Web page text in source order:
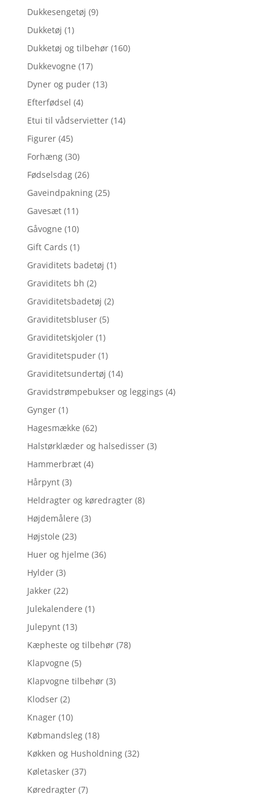
Dukkesengetøj (9)
Dukketøj (1)
Dukketøj og tilbehør (160)
Dukkevogne (17)
Dyner og puder (13)
Efterfødsel (4)
Etui til vådservietter (14)
Figurer (45)
Forhæng (30)
Fødselsdag (26)
Gaveindpakning (25)
Gavesæt (11)
Gåvogne (10)
Gift Cards (1)
Graviditets badetøj (1)
Graviditets bh (2)
Graviditetsbadetøj (2)
Graviditetsbluser (5)
Graviditetskjoler (1)
Graviditetspuder (1)
Graviditetsundertøj (14)
Gravidstrømpebukser og leggings (4)
Gynger (1)
Hagesmække (62)
Halstørklæder og halsedisser (3)
Hammerbræt (4)
Hårpynt (3)
Heldragter og køredragter (8)
Højdemålere (3)
Højstole (23)
Huer og hjelme (36)
Hylder (3)
Jakker (22)
Julekalendere (1)
Julepynt (13)
Kæpheste og tilbehør (78)
Klapvogne (5)
Klapvogne tilbehør (3)
Klodser (2)
Knager (10)
Købmandsleg (18)
Køkken og Husholdning (32)
Køletasker (37)
Køredragter (7)